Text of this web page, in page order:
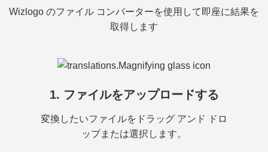
Wizlogo のファイル コンバーターを使用して即座に結果を
取得します
1. ファイルをアップロードする
変換したいファイルをドラッグ アンド ドロ
ップまたは選択します。